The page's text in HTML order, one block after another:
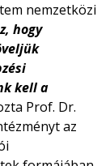
nemzetközi
hogy
kell a
Prof. Dr.
az